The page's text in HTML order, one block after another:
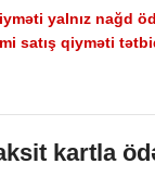
yalnız nağd
satış qiyməti
kartla